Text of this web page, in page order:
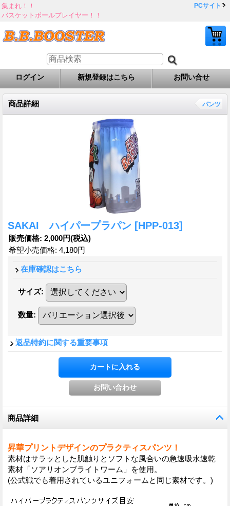
集まれ！！
バスケットボールプレイヤー！！
PCサイト
ログイン 新規登録はこちら お問い合せ
商品詳細 パンツ
SAKAI ハイパープラパン [HPP-013]
販売価格: 2,000円(税込)
希望小売価格: 4,180円
在庫確認はこちら
サイズ:
数量:
返品特約に関する重要事項
商品詳細
昇華プリントデザインのプラクティスパンツ！
素材はサラッとした肌触りとソフトな風合いの急速吸水速乾
素材「ソアリオンブライトワーム」を使用。
(公式戦でも着用されているユニフォームと同じ素材です。)